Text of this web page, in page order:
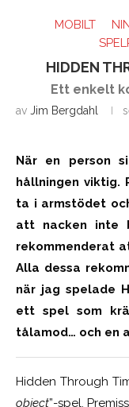
MOBILT
HIDDEN
Ett enkelt
av Jim Bergdahl
När en person
hållningen viktig.
ta i armstödet
att nacken inte
rekommenderat
Alla dessa
när jag spelade
ett spel som
tålamod… och en
Hidden Through
object”-spel.